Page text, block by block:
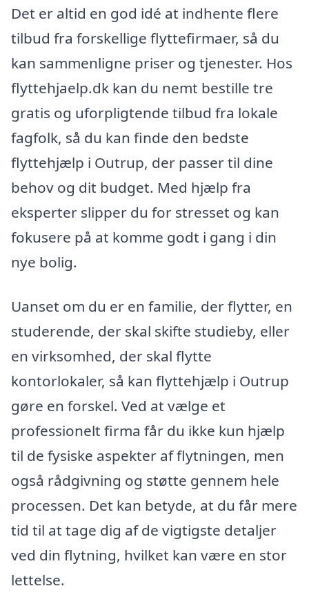
Det er altid en god idé at indhente flere
tilbud fra forskellige flyttefirmaer, så du
kan sammenligne priser og tjenester. Hos
flyttehjaelp.dk kan du nemt bestille tre
gratis og uforpligtende tilbud fra lokale
fagfolk, så du kan finde den bedste
flyttehjælp i Outrup, der passer til dine
behov og dit budget. Med hjælp fra
eksperter slipper du for stresset og kan
fokusere på at komme godt i gang i din
nye bolig.
Uanset om du er en familie, der flytter, en
studerende, der skal skifte studieby, eller
en virksomhed, der skal flytte
kontorlokaler, så kan flyttehjælp i Outrup
gøre en forskel. Ved at vælge et
professionelt firma får du ikke kun hjælp
til de fysiske aspekter af flytningen, men
også rådgivning og støtte gennem hele
processen. Det kan betyde, at du får mere
tid til at tage dig af de vigtigste detaljer
ved din flytning, hvilket kan være en stor
lettelse.